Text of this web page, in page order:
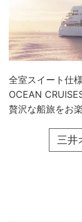
全室スイート仕
OCEAN
贅沢な船旅をお
三井